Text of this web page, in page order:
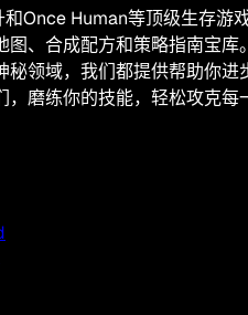
Once Human等顶级生存游
图、合成配方和策略指南宝库
秘领域，我们都提供帮助你进
，磨练你的技能，轻松攻克每